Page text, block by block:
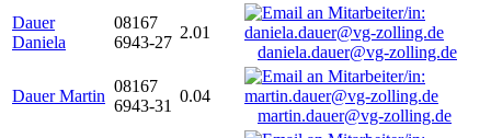
Dauer
Daniela
08167
6943-27
2.01
daniela.dauer@vg-zolling.de
Dauer Martin
08167
6943-31
0.04
martin.dauer@vg-zolling.de